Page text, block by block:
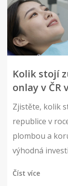
Kolik stojí
onlay v ČR
Zjistěte, kolik
republice v
plombou a
výhodná
Číst více